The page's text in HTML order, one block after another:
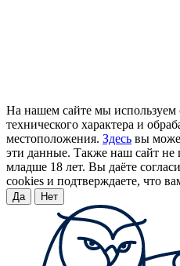
На нашем сайте мы
технического характера и
местоположения. Здесь вы
эти данные. Также наш сайт не
младше 18 лет. Вы даёте
cookies и подтверждаете, что
Да Нет